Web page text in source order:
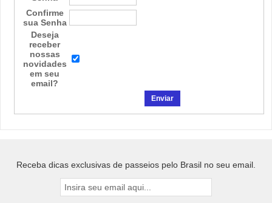
Confirme
sua Senha
Deseja
receber
nossas
novidades
em seu
email?
Receba dicas exclusivas de passeios pelo Brasil no seu email.